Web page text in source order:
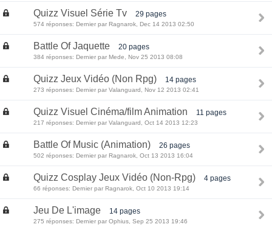
Quizz Visuel Série Tv 29 pages
574 réponses: Dernier par Ragnarok, Dec 14 2013 02:50
Battle Of Jaquette 20 pages
384 réponses: Dernier par Mede, Nov 25 2013 08:08
Quizz Jeux Vidéo (Non Rpg) 14 pages
273 réponses: Dernier par Valanguard, Nov 12 2013 02:41
Quizz Visuel Cinéma/film Animation 11 pages
217 réponses: Dernier par Valanguard, Oct 14 2013 12:23
Battle Of Music (Animation) 26 pages
502 réponses: Dernier par Ragnarok, Oct 13 2013 16:04
Quizz Cosplay Jeux Vidéo (Non-Rpg) 4 pages
66 réponses: Dernier par Ragnarok, Oct 10 2013 19:14
Jeu De L'image 14 pages
275 réponses: Dernier par Ophius, Sep 25 2013 19:46